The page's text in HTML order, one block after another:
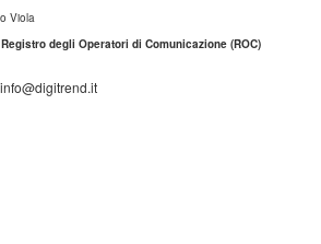
Viola
Registro degli Operatori di Comunicazione (ROC)
info@digitrend.it